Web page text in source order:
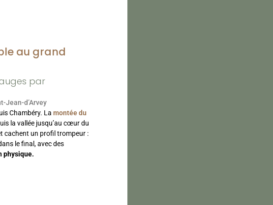
au grand
par
Jean-d’Arvey
Chambéry. La montée du
la vallée jusqu’au cœur du
cachent un profil trompeur :
le final, avec des
physique.